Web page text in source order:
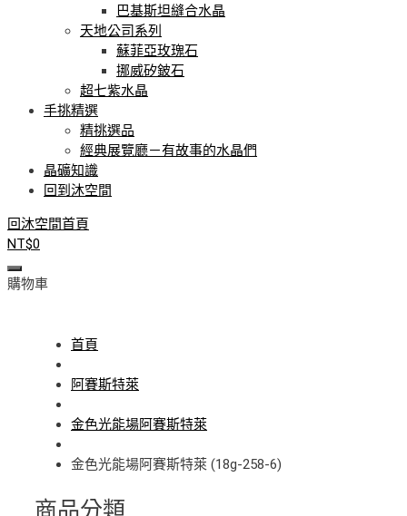
巴基斯坦縫合水晶
天地公司系列
蘇菲亞玫瑰石
挪威矽鈹石
超七紫水晶
手挑精選
精挑選品
經典展覽廳－有故事的水晶們
晶礦知識
回到沐空間
回沐空間首頁
NT$0
購物車
首頁
阿賽斯特萊
金色光能場阿賽斯特萊
金色光能場阿賽斯特萊 (18g-258-6)
商品分類